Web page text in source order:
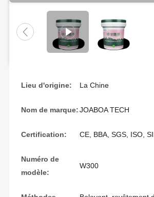
Lieu d'origine: La Chine
Nom de marque:JOABOA TECH
Certification: CE, BBA, SGS, ISO,
Numéro de
modèle:
W300